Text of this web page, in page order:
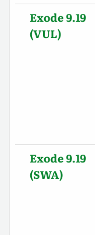
Exode 9.19
(VUL)
Exode 9.19
(SWA)